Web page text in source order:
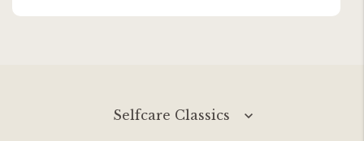
Selfcare Classics